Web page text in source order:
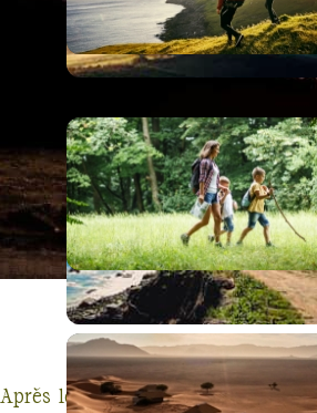
Après les émerveillements face